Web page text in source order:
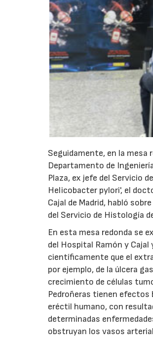
Seguidamente, en la mesa
Departamento de
Plaza, ex jefe del Servicio
Helicobacter pylori', el
Cajal de Madrid, habló
del Servicio de Histología
En esta mesa redonda se
del Hospital Ramón y
científicamente que el
por ejemplo, de la úlcera
crecimiento de células
Pedroñeras tienen efectos
eréctil humano, con
determinadas
obstruyan los vasos